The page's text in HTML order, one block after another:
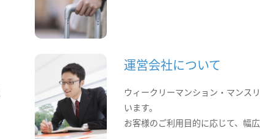
運営会社について
ウィークリーマンション・マンス
います。
お客様のご利用目的に応じて、幅